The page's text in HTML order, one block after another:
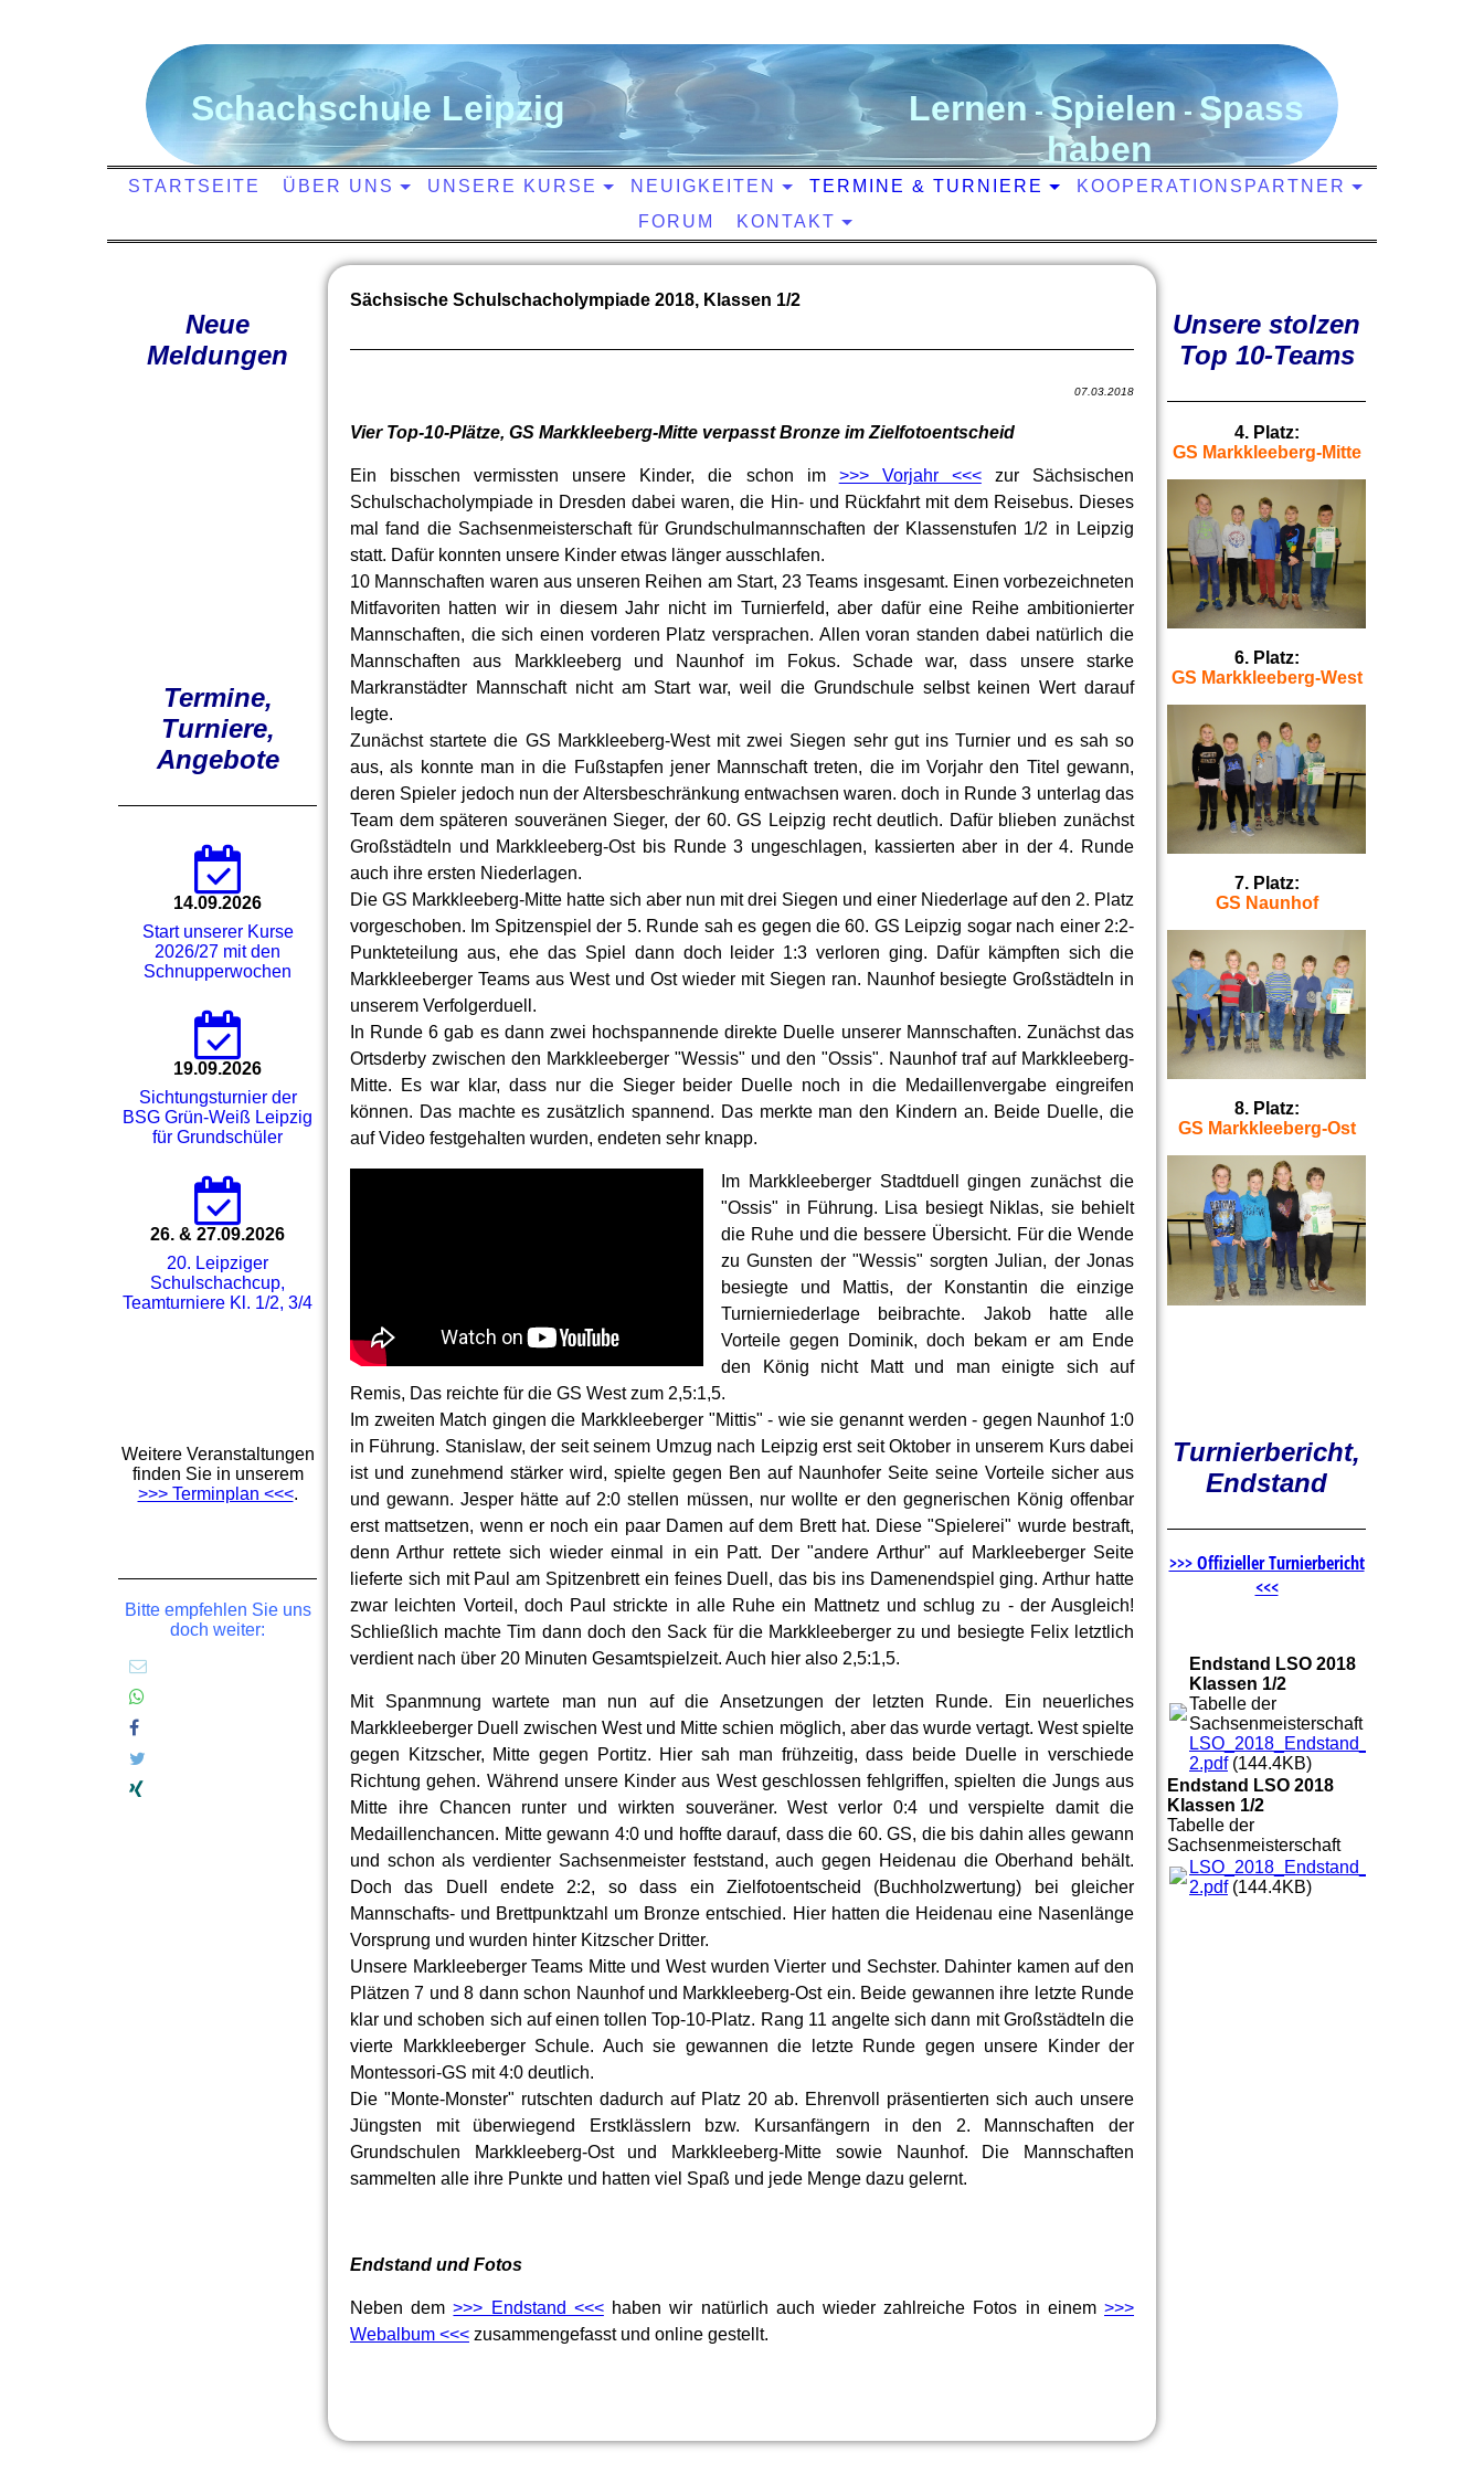
Schachschule Leipzig Lernen - Spielen - Spass
haben
STARTSEITE ÜBER UNS UNSERE KURSE NEUIGKEITEN TERMINE & TURNIERE
KOOPERATIONSPARTNER
FORUM
KONTAKT
Sächsische Schulschacholympiade 2018, Klassen 1/2
07.03.2018
Vier Top-10-Plätze, GS Markkleeberg-Mitte verpasst Bronze im Zielfotoentscheid
Ein bisschen vermissten unsere Kinder, die schon im >>> Vorjahr <<<zur Sächsischen
Schulschacholympiade in Dresden dabei waren, die Hin- und Rückfahrt mit dem Reisebus. Dieses
mal fand die Sachsenmeisterschaft für Grundschulmannschaften der Klassenstufen 1/2 in Leipzig
statt. Dafür konnten unsere Kinder etwas länger ausschlafen.
10 Mannschaften waren aus unseren Reihen am Start, 23 Teams insgesamt. Einen vorbezeichneten
Mitfavoriten hatten wir in diesem Jahr nicht im Turnierfeld, aber dafür eine Reihe ambitionierter
Mannschaften, die sich einen vorderen Platz versprachen. Allen voran standen dabei natürlich die
Mannschaften aus Markkleeberg und Naunhof im Fokus. Schade war, dass unsere starke
Markranstädter Mannschaft nicht am Start war, weil die Grundschule selbst keinen Wert darauf
legte.
Zunächst startete die GS Markkleeberg-West mit zwei Siegen sehr gut ins Turnier und es sah so
aus, als konnte man in die Fußstapfen jener Mannschaft treten, die im Vorjahr den Titel gewann,
deren Spieler jedoch nun der Altersbeschränkung entwachsen waren. doch in Runde 3 unterlag das
Team dem späteren souveränen Sieger, der 60. GS Leipzig recht deutlich. Dafür blieben zunächst
Großstädteln und Markkleeberg-Ost bis Runde 3 ungeschlagen, kassierten aber in der 4. Runde
auch ihre ersten Niederlagen.
Die GS Markkleeberg-Mitte hatte sich aber nun mit drei Siegen und einer Niederlage auf den 2. Platz
vorgeschoben. Im Spitzenspiel der 5. Runde sah es gegen die 60. GS Leipzig sogar nach einer 2:2-
Punkteteilung aus, ehe das Spiel dann doch leider 1:3 verloren ging. Dafür kämpften sich die
Markkleeberger Teams aus West und Ost wieder mit Siegen ran. Naunhof besiegte Großstädteln in
unserem Verfolgerduell.
In Runde 6 gab es dann zwei hochspannende direkte Duelle unserer Mannschaften. Zunächst das
Ortsderby zwischen den Markkleeberger "Wessis" und den "Ossis". Naunhof traf auf Markkleeberg-
Mitte. Es war klar, dass nur die Sieger beider Duelle noch in die Medaillenvergabe eingreifen
können. Das machte es zusätzlich spannend. Das merkte man den Kindern an. Beide Duelle, die
auf Video festgehalten wurden, endeten sehr knapp.
Im Markkleeberger Stadtduell gingen zunächst die
"Ossis" in Führung. Lisa besiegt Niklas, sie behielt
die Ruhe und die bessere Übersicht. Für die Wende
zu Gunsten der "Wessis" sorgten Julian, der Jonas
besiegte und Mattis, der Konstantin die einzige
Turnierniederlage beibrachte. Jakob hatte alle
Vorteile gegen Dominik, doch bekam er am Ende
den König nicht Matt und man einigte sich auf
Remis, Das reichte für die GS West zum 2,5:1,5.
Im zweiten Match gingen die Markkleeberger "Mittis" - wie sie genannt werden - gegen Naunhof 1:0
in Führung. Stanislaw, der seit seinem Umzug nach Leipzig erst seit Oktober in unserem Kurs dabei
ist und zunehmend stärker wird, spielte gegen Ben auf Naunhofer Seite seine Vorteile sicher aus
und gewann. Jesper hätte auf 2:0 stellen müssen, nur wollte er den gegnerischen König offenbar
erst mattsetzen, wenn er noch ein paar Damen auf dem Brett hat. Diese "Spielerei" wurde bestraft,
denn Arthur rettete sich wieder einmal in ein Patt. Der "andere Arthur" auf Markleeberger Seite
lieferte sich mit Paul am Spitzenbrett ein feines Duell, das bis ins Damenendspiel ging. Arthur hatte
zwar leichten Vorteil, doch Paul strickte in alle Ruhe ein Mattnetz und schlug zu - der Ausgleich!
Schließlich machte Tim dann doch den Sack für die Markkleeberger zu und besiegte Felix letztlich
verdient nach über 20 Minuten Gesamtspielzeit. Auch hier also 2,5:1,5.
Mit Spanmnung wartete man nun auf die Ansetzungen der letzten Runde. Ein neuerliches
Markkleeberger Duell zwischen West und Mitte schien möglich, aber das wurde vertagt. West spielte
gegen Kitzscher, Mitte gegen Portitz. Hier sah man frühzeitig, dass beide Duelle in verschiede
Richtung gehen. Während unsere Kinder aus West geschlossen fehlgriffen, spielten die Jungs aus
Mitte ihre Chancen runter und wirkten souveräner. West verlor 0:4 und verspielte damit die
Medaillenchancen. Mitte gewann 4:0 und hoffte darauf, dass die 60. GS, die bis dahin alles gewann
und schon als verdienter Sachsenmeister feststand, auch gegen Heidenau die Oberhand behält.
Doch das Duell endete 2:2, so dass ein Zielfotoentscheid (Buchholzwertung) bei gleicher
Mannschafts- und Brettpunktzahl um Bronze entschied. Hier hatten die Heidenau eine Nasenlänge
Vorsprung und wurden hinter Kitzscher Dritter.
Unsere Markleeberger Teams Mitte und West wurden Vierter und Sechster. Dahinter kamen auf den
Plätzen 7 und 8 dann schon Naunhof und Markkleeberg-Ost ein. Beide gewannen ihre letzte Runde
klar und schoben sich auf einen tollen Top-10-Platz. Rang 11 angelte sich dann mit Großstädteln die
vierte Markkleeberger Schule. Auch sie gewannen die letzte Runde gegen unsere Kinder der
Montessori-GS mit 4:0 deutlich.
Die "Monte-Monster" rutschten dadurch auf Platz 20 ab. Ehrenvoll präsentierten sich auch unsere
Jüngsten mit überwiegend Erstklässlern bzw. Kursanfängern in den 2. Mannschaften der
Grundschulen Markkleeberg-Ost und Markkleeberg-Mitte sowie Naunhof. Die Mannschaften
sammelten alle ihre Punkte und hatten viel Spaß und jede Menge dazu gelernt.
Endstand und Fotos
Neben dem>>> Endstand <<<haben wir natürlich auch wieder zahlreiche Fotos in einem>>>
Webalbum <<< zusammengefasst und online gestellt.
Neue
Meldungen
Termine,
Turniere,
Angebote
14.09.2026
Start unserer Kurse
2026/27 mit den
Schnupperwochen
19.09.2026
Sichtungsturnier der
BSG Grün-Weiß Leipzig
für Grundschüler
26. & 27.09.2026
20. Leipziger
Schulschachcup,
Teamturniere Kl. 1/2, 3/4
Weitere Veranstaltungen
finden Sie in unserem
>>> Terminplan <<<.
Bitte empfehlen Sie uns
doch weiter:
Unsere stolzen
Top 10-Teams
4. Platz:
GS Markkleeberg-Mitte
6. Platz:
GS Markkleeberg-West
7. Platz:
GS Naunhof
8. Platz:
GS Markkleeberg-Ost
Turnierbericht,
Endstand
>>> Offizieller Turnierbericht
<<<
Endstand LSO 2018
Klassen 1/2
Tabelle der
Sachsenmeisterschaft
LSO_2018_Endstand_1-
2.pdf(144.4KB)
Endstand LSO 2018
Klassen 1/2
Tabelle der
Sachsenmeisterschaft
LSO_2018_Endstand_1-
2.pdf(144.4KB)